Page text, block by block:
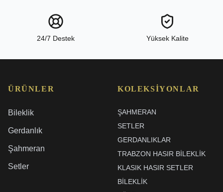
24/7 Destek Yüksek Kalite
ÜRÜNLER
Bileklik
Gerdanlık
Şahmeran
Setler
KOLEKSIYONLAR
ŞAHMERAN
SETLER
GERDANLIKLAR
TRABZON HASIR BILEKLIK
KLASIK HASIR SETLER
BİLEKLİK